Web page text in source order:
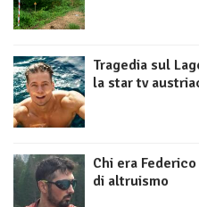
Tragedia sul
la star tv
Chi era
di altruismo